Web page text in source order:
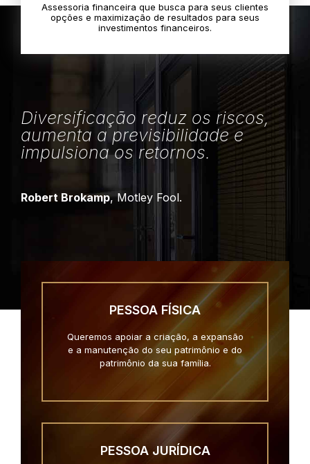
Assessoria financeira que busca para seus clientes
opções e maximização de resultados para seus
investimentos financeiros.
Diversificação reduz os riscos,
aumenta a previsibilidade e
impulsiona os retornos.
Robert Brokamp, Motley Fool.
PESSOA FÍSICA
Queremos apoiar a criação, a expansão
e a manutenção do seu patrimônio e do
patrimônio da sua família.
PESSOA JURÍDICA